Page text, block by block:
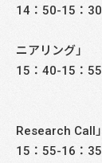
14：50-15：
「
ニアリング」
15：40-15：
間瀬健二
「
Research Call」
15：55-16：